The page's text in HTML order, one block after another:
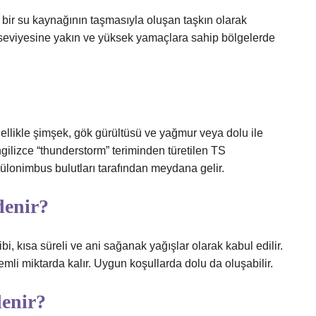
su kaynağının taşmasıyla oluşan taşkın olarak
yakın ve yüksek yamaçlara sahip bölgelerde
şimşek, gök gürültüsü ve yağmur veya dolu ile
“thunderstorm” teriminden türetilen TS
bulutları tarafından meydana gelir.
kısa süreli ve ani sağanak yağışlar olarak kabul edilir.
miktarda kalır. Uygun koşullarda dolu da oluşabilir.